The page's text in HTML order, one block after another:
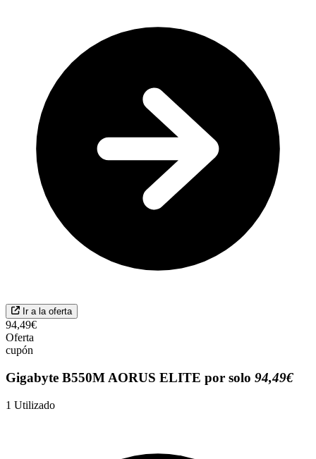
Ir a la oferta
94,49€
Oferta
cupón
Gigabyte B550M AORUS ELITE por solo 94,49€
1 Utilizado